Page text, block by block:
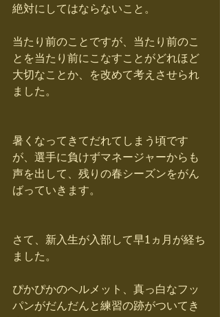
絶対にしてはならないこと。
当たり前のことですが、当たり前のこ
とを当たり前にこなすことがどれほど
大切なことか、を改めて考えさせられ
ました。
暑くなってきてだれてしまう頃です
が、選手に負けずマネージャーからも
声を出して、残りの春シーズンをがん
ばっていきます。
さて、新入生が入部して早1ヵ月が経ち
ました。
ぴかぴかのヘルメット、真っ白なフッ
パンがだんだんと練習の跡がついてき